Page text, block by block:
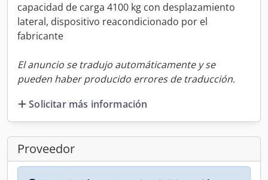
capacidad de carga 4100 kg con desplazamiento
lateral, dispositivo reacondicionado por el
fabricante
El anuncio se tradujo automáticamente y se
pueden haber producido errores de traducción.
Solicitar más información
Proveedor